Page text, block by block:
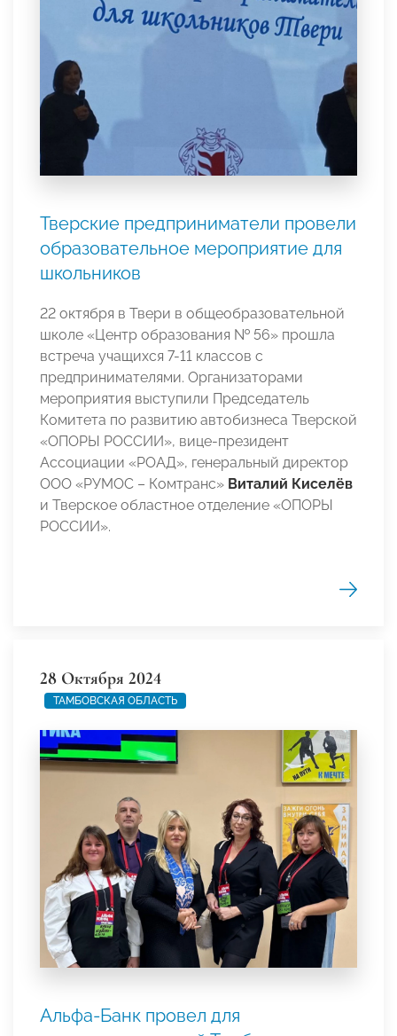
Тверские предприниматели провели
образовательное мероприятие для
школьников
22 октября в Твери в общеобразовательной
школе «Центр образования № 56» прошла
встреча учащихся 7-11 классов с
предпринимателями. Организаторами
мероприятия выступили Председатель
Комитета по развитию автобизнеса Тверской
«ОПОРЫ РОССИИ», вице-президент
Ассоциации «РОАД», генеральный директор
ООО «РУМОС – Комтранс» Виталий Киселёв
и Тверское областное отделение «ОПОРЫ
РОССИИ».
28 Октября 2024
ТАМБОВСКАЯ ОБЛАСТЬ
Альфа-Банк провел для